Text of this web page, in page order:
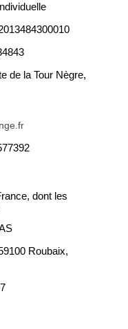
de la Tour Nègre,
dont les
Roubaix,